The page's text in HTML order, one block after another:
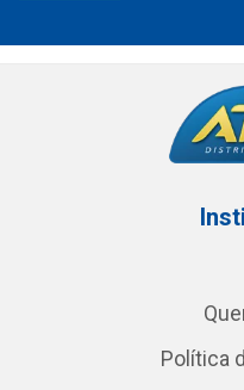
Política